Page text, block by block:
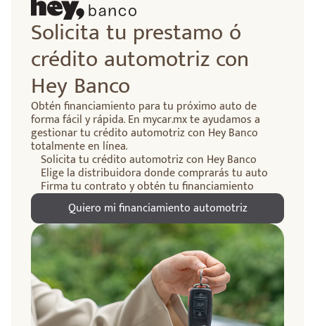
Solicita tu prestamo ó
crédito automotriz con
Hey Banco
Obtén financiamiento para tu próximo auto de
forma fácil y rápida. En mycar.mx te ayudamos a
gestionar tu crédito automotriz con Hey Banco
totalmente en línea.
Solicita tu crédito automotriz con Hey Banco
Elige la distribuidora donde comprarás tu auto
Firma tu contrato y obtén tu financiamiento
Quiero mi financiamiento automotriz